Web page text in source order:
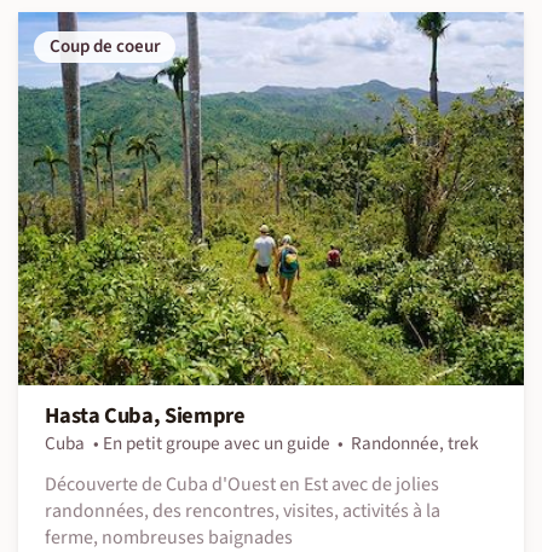
Coup de coeur
Hasta Cuba, Siempre
Cuba En petit groupe avec un guide
Randonnée, trek
Découverte de Cuba d'Ouest en Est avec de jolies
randonnées, des rencontres, visites, activités à la
ferme, nombreuses baignades